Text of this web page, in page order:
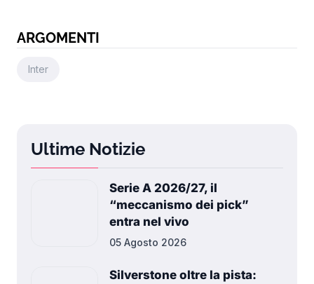
ARGOMENTI
Inter
Ultime Notizie
Serie A 2026/27, il
“meccanismo dei pick”
entra nel vivo
05 Agosto 2026
Silverstone oltre la pista: